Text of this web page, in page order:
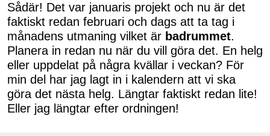
Sådär! Det var januaris projekt och nu är det
faktiskt redan februari och dags att ta tag i
månadens utmaning vilket är badrummet.
Planera in redan nu när du vill göra det. En helg
eller uppdelat på några kvällar i veckan? För
min del har jag lagt in i kalendern att vi ska
göra det nästa helg. Längtar faktiskt redan lite!
Eller jag längtar efter ordningen!